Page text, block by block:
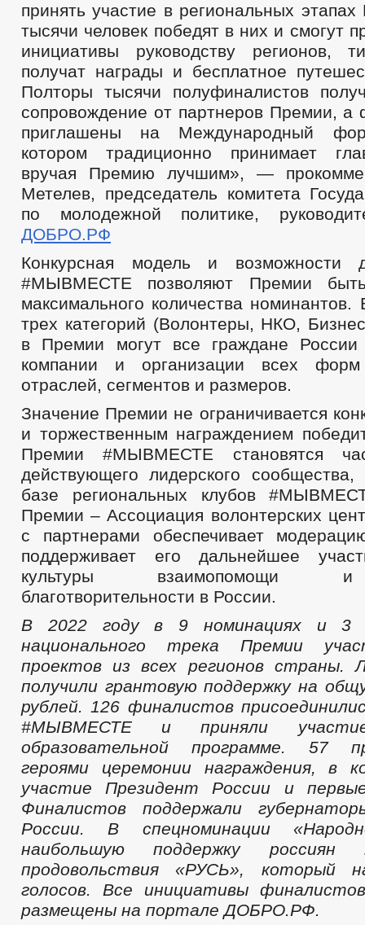
принять участие в региональных
тысячи человек победят в них и смогут
инициативы руководству регионов,
получат награды и бесплатное
Полторы тысячи полуфиналистов
сопровождение от партнеров Премии, а
приглашены на Международный
котором традиционно принимает
вручая Премию лучшим», —
Метелев, председатель комитета
по молодежной политике,
ДОБРО.РФ
Конкурсная модель и возможности
#МЫВМЕСТЕ позволяют Премии
максимального количества
трех категорий (Волонтеры, НКО,
в Премии могут все граждане
компании и организации всех форм
отраслей, сегментов и размеров.
Значение Премии не ограничивается
и торжественным награждением
Премии #МЫВМЕСТЕ становятся
действующего лидерского
базе региональных клубов
Премии – Ассоциация волонтерских
с партнерами обеспечивает
поддерживает его дальнейшее
культуры взаимопомощи и
благотворительности в России.
В 2022 году в 9 номинациях и 3
национального трека Премии
проектов из всех регионов страны.
получили грантовую поддержку на
рублей. 126 финалистов
#МЫВМЕСТЕ и приняли
образовательной программе. 57
героями церемонии награждения, в
участие Президент России и
Финалистов поддержали
России. В спецноминации
наибольшую поддержку россиян
продовольствия «РУСЬ», который
голосов. Все инициативы
размещены на портале ДОБРО.РФ.